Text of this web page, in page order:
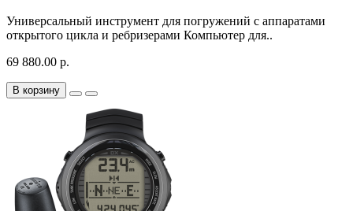
Универсальный инструмент для погружений с аппаратами
открытого цикла и ребризерами Компьютер для..
69 880.00 р.
В корзину